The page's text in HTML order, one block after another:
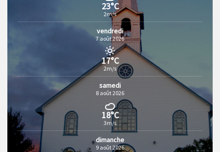
23°C
2m/s
vendredi
7 août 2026
17°C
2m/s
samedi
8 août 2026
18°C
3m/s
dimanche
9 août 2026